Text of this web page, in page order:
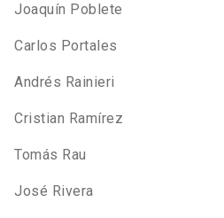
Joaquín Poblete
Carlos Portales
Andrés Rainieri
Cristian Ramírez
Tomás Rau
José Rivera